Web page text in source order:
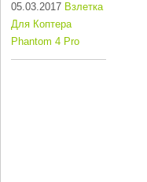
05.03.2017 Взлетка
Для Коптера
Phantom 4 Pro